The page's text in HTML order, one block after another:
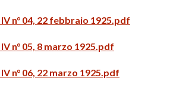
n° 04, 22 febbraio 1925.pdf
n° 05, 8 marzo 1925.pdf
n° 06, 22 marzo 1925.pdf